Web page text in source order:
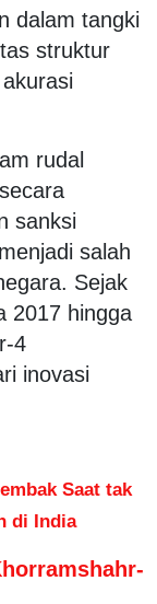
dalam tangki
struktur
rudal
sanksi
salah
Sejak
2017 hingga
4
inovasi
Saat tak
di India